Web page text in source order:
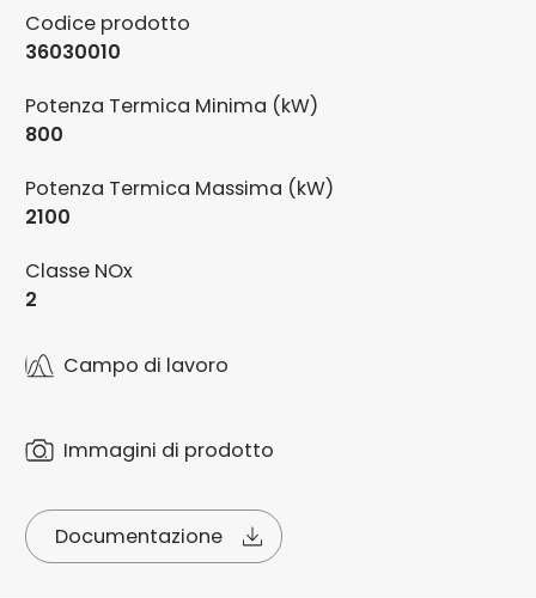
Codice prodotto
36030010
Potenza Termica Minima (kW)
800
Potenza Termica Massima (kW)
2100
Classe NOx
2
Campo di lavoro
Immagini di prodotto
Documentazione